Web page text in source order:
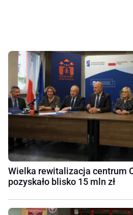
Wielka rewitalizacja centrum
pozyskało blisko 15 mln zł